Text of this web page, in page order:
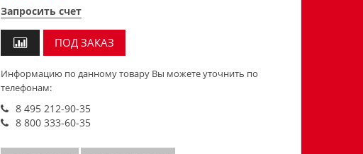
Запросить счет
ПОД ЗАКАЗ
Информацию по данному товару Вы можете уточнить по
телефонам:
8 495 212-90-35
8 800 333-60-35